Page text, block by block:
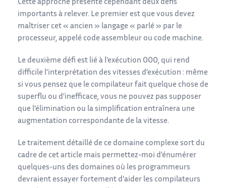
Cette approche présente cependant deux défis
importants à relever. Le premier est que vous devez
maîtriser cet « ancien » langage « parlé » par le
processeur, appelé code assembleur ou code machine.
Le deuxième défi est lié à l’exécution OOO, qui rend
difficile l’interprétation des vitesses d’exécution : même
si vous pensez que le compilateur fait quelque chose de
superflu ou d’inefficace, vous ne pouvez pas supposer
que l’élimination ou la simplification entraînera une
augmentation correspondante de la vitesse.
Le traitement détaillé de ce domaine complexe sort du
cadre de cet article mais permettez-moi d’énumérer
quelques-uns des domaines où les programmeurs
devraient essayer fortement d’aider les compilateurs